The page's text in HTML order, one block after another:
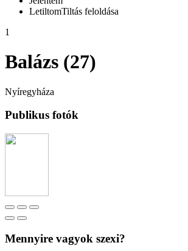
LetiltomTiltás feloldása
1
Balázs (27)
Nyíregyháza
Publikus fotók
Mennyire vagyok szexi?